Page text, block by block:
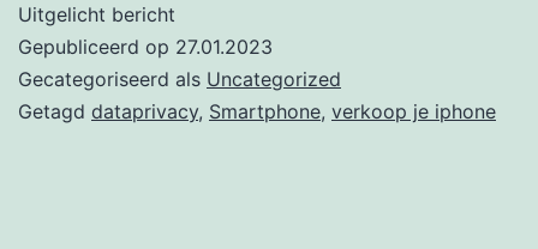
Uitgelicht bericht
Gepubliceerd op 27.01.2023
Gecategoriseerd als Uncategorized
Getagd dataprivacy, Smartphone, verkoop je iphone